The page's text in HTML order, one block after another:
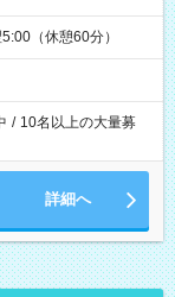
（休憩60分）
/ 10名以上の大量募
詳細へ